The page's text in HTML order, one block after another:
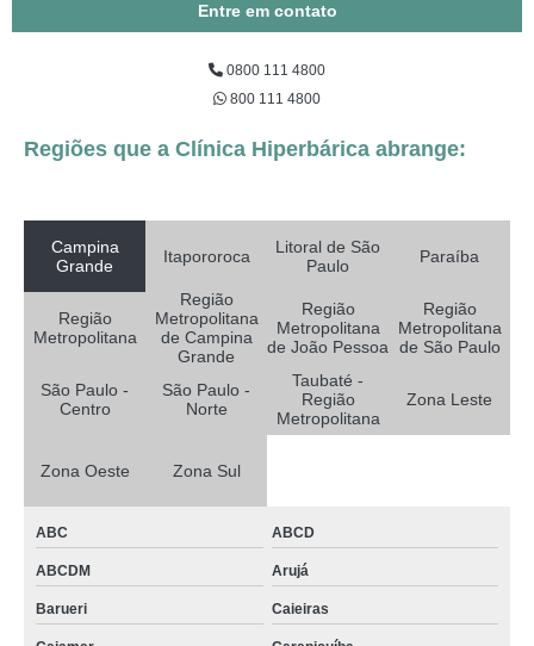
Entre em contato
0800 111 4800
800 111 4800
Regiões que a Clínica Hiperbárica abrange:
Campina
Grande
Itapororoca
Litoral de São
Paulo
Paraíba
Região
Metropolitana
Região
Metropolitana
de Campina
Grande
Região
Metropolitana
de João Pessoa
Região
Metropolitana
de São Paulo
São Paulo -
Centro
São Paulo -
Norte
Taubaté -
Região
Metropolitana
Zona Leste
Zona Oeste Zona Sul
ABC ABCD
ABCDM Arujá
Barueri Caieiras